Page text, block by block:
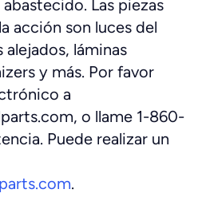
Las piezas
acción son luces del
láminas
y más. Por favor
a
o llame 1-860-
Puede realizar un
.